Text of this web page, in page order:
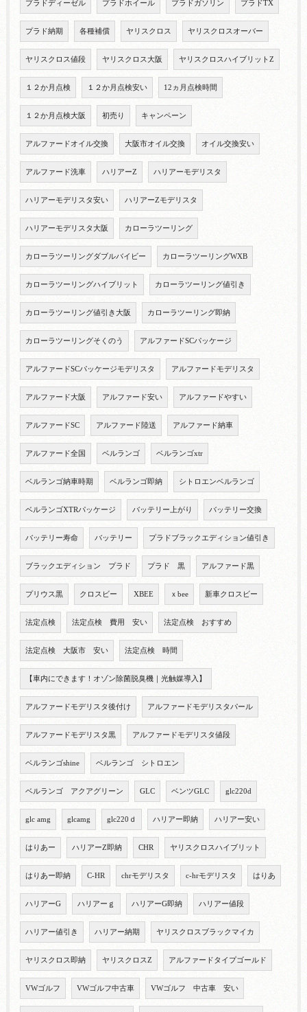
プラドディーゼル プラドホイール プラドガソリン プラドTX
プラド納期 各種補償 ヤリスクロス ヤリスクロスオーバー
ヤリスクロス値段 ヤリスクロス大阪 ヤリスクロスハイブリットZ
１２か月点検 １２か月点検安い 12ヵ月点検時間
１２か月点検大阪 初売り キャンペーン
アルファードオイル交換 大阪市オイル交換 オイル交換安い
アルファード洗車 ハリアーZ ハリアーモデリスタ
ハリアーモデリスタ安い ハリアーZモデリスタ
ハリアーモデリスタ大阪 カローラツーリング
カローラツーリングダブルバイビー カローラツーリングWXB
カローラツーリングハイブリット カローラツーリング値引き
カローラツーリング値引き大阪 カローラツーリング即納
カローラツーリングそくのう アルファードSCパッケージ
アルファードSCパッケージモデリスタ アルファードモデリスタ
アルファード大阪 アルファード安い アルファードやすい
アルファードSC アルファード陸送 アルファード納車
アルファード全国 ベルランゴ ベルランゴxtr
ベルランゴ納車時期 ベルランゴ即納 シトロエンベルランゴ
ベルランゴXTRパッケージ バッテリー上がり バッテリー交換
バッテリー寿命 バッテリー プラドブラックエディション値引き
ブラックエディション プラド プラド 黒 アルファード黒
プリウス黒 クロスビー XBEE ｘbee 新車クロスビー
法定点検 法定点検 費用 安い 法定点検 おすすめ
法定点検 大阪市 安い 法定点検 時間
【車内にできます！オゾン除菌脱臭機｜光触媒導入】
アルファードモデリスタ後付け アルファードモデリスタパール
アルファードモデリスタ黒 アルファードモデリスタ値段
ベルランゴshine ベルランゴ シトロエン
ベルランゴ アクアグリーン GLC ベンツGLC glc220d
glc amg glcamg glc220ｄ ハリアー即納 ハリアー安い
はりあー ハリアーZ即納 CHR ヤリスクロスハイブリット
はりあー即納 C-HR chrモデリスタ c-hrモデリスタ はりあ
ハリアーG ハリアーｇ ハリアーG即納 ハリアー値段
ハリアー値引き ハリアー納期 ヤリスクロスブラックマイカ
ヤリスクロス即納 ヤリスクロスZ アルファードタイプゴールド
VWゴルフ VWゴルフ中古車 VWゴルフ 中古車 安い